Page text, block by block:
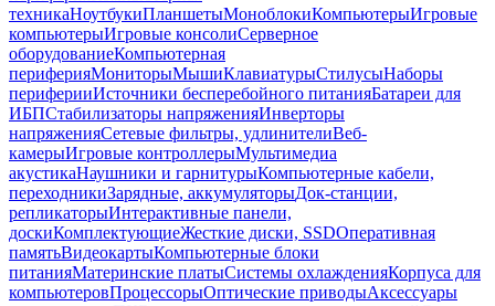
техникаНоутбукиПланшетыМоноблокиКомпьютерыИгровые
компьютерыИгровые консолиСерверное
оборудованиеКомпьютерная
периферияМониторыМышиКлавиатурыСтилусыНаборы
периферииИсточники бесперебойного питанияБатареи для
ИБПСтабилизаторы напряженияИнверторы
напряженияСетевые фильтры, удлинителиВеб-
камерыИгровые контроллерыМультимедиа
акустикаНаушники и гарнитурыКомпьютерные кабели,
переходникиЗарядные, аккумуляторыДок-станции,
репликаторыИнтерактивные панели,
доскиКомплектующиеЖесткие диски, SSDОперативная
памятьВидеокартыКомпьютерные блоки
питанияМатеринские платыСистемы охлажденияКорпуса для
компьютеровПроцессорыОптические приводыАксессуары